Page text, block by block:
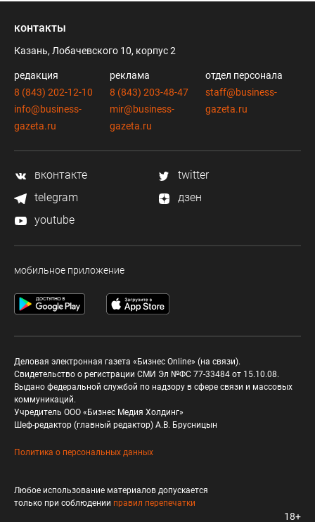
контакты
Казань, Лобачевского 10, корпус 2
редакция
8 (843) 202-12-10
info@business-
gazeta.ru
реклама
8 (843) 203-48-47
mir@business-
gazeta.ru
отдел персонала
staff@business-
gazeta.ru
вконтакте
twitter
telegram
дзен
youtube
мобильное приложение
Деловая электронная газета «Бизнес Online» (на связи).
Свидетельство о регистрации СМИ Эл №ФС 77-33484 от 15.10.08.
Выдано федеральной службой по надзору в сфере связи и массовых
коммуникаций.
Учредитель ООО «Бизнес Медия Холдинг»
Шеф-редактор (главный редактор) А.В. Брусницын
Политика о персональных данных
Любое использование материалов допускается
только при соблюдении правил перепечатки
18+